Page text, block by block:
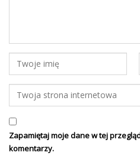
Zapamiętaj moje dane w tej
komentarzy.